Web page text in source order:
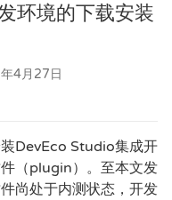
环境的下载安装
4月27日
DevEco Studio集成开
（plugin）。至本文发
尚处于内测状态，开发